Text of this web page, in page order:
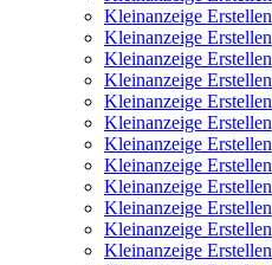
Kleinanzeige Erstellen
Kleinanzeige Erstellen
Kleinanzeige Erstellen
Kleinanzeige Erstellen
Kleinanzeige Erstellen
Kleinanzeige Erstellen
Kleinanzeige Erstellen
Kleinanzeige Erstellen
Kleinanzeige Erstellen
Kleinanzeige Erstellen
Kleinanzeige Erstellen
Kleinanzeige Erstellen